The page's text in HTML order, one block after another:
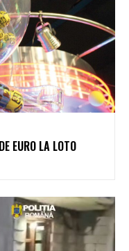
EURO LA LOTO